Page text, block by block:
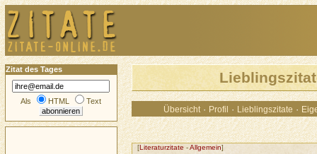
Übersicht · Profil · Lieblingszitate ·
[Literaturzitate -Allgemein]
Zitat des Tages
Als HTML Text